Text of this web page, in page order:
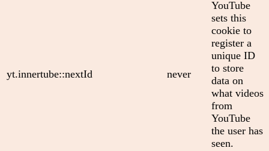
yt.innertube::nextId never
YouTube
sets this
cookie to
register a
unique ID
to store
data on
what videos
from
YouTube
the user has
seen.